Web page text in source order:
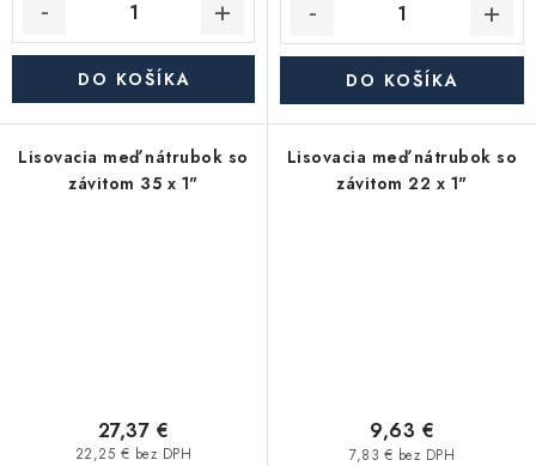
DO KOŠÍKA DO KOŠÍKA
Lisovacia meď nátrubok so
závitom 35 x 1"
22,25 € bez DPH
27,37 €
Lisovacia meď nátrubok so
závitom 22 x 1"
7,83 € bez DPH
9,63 €